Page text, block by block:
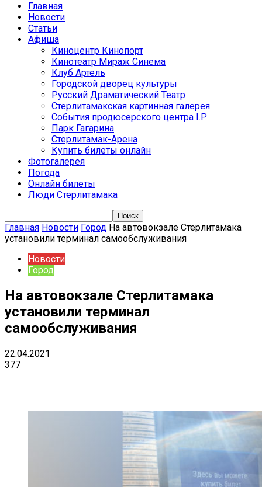
Главная
Новости
Статьи
Афиша
Киноцентр Кинопорт
Кинотеатр Мираж Синема
Клуб Артель
Городской дворец культуры
Русский Драматический Театр
Стерлитамакская картинная галерея
События продюсерского центра I.P.
Парк Гагарина
Стерлитамак-Арена
Купить билеты онлайн
Фотогалерея
Погода
Онлайн билеты
Люди Стерлитамака
Главная Новости Город На автовокзале Стерлитамака
установили терминал самообслуживания
Новости
Город
На автовокзале Стерлитамака
установили терминал
самообслуживания
22.04.2021
377